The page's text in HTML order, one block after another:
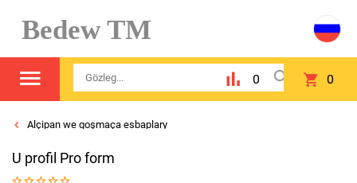
Bedew TM
0 0
Alçipan we goşmaça esbaplary
U profil Pro form